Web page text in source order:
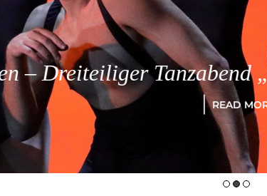
– Dreiteiliger Tanzabend
READ